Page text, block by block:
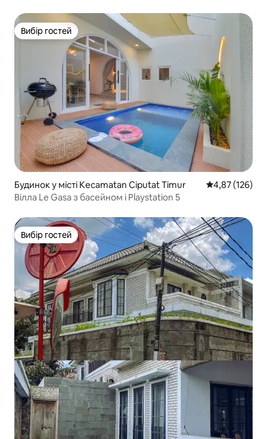
Вибір гостей
Вибір гостей
Будинок у місті Kecamatan Ciputat Timur Середня
4,87 (126)
Вілла Le Gasa з басейном і Playstation 5
Вибір гостей
Вибір гостей